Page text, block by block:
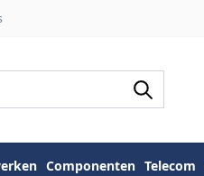
Componenten Telecom